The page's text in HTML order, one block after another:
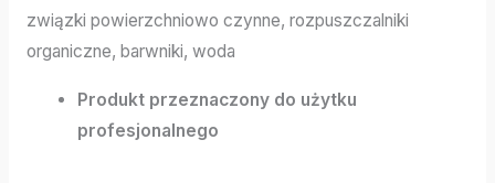
związki powierzchniowo czynne, rozpuszczalniki
organiczne, barwniki, woda
Produkt przeznaczony do użytku
profesjonalnego